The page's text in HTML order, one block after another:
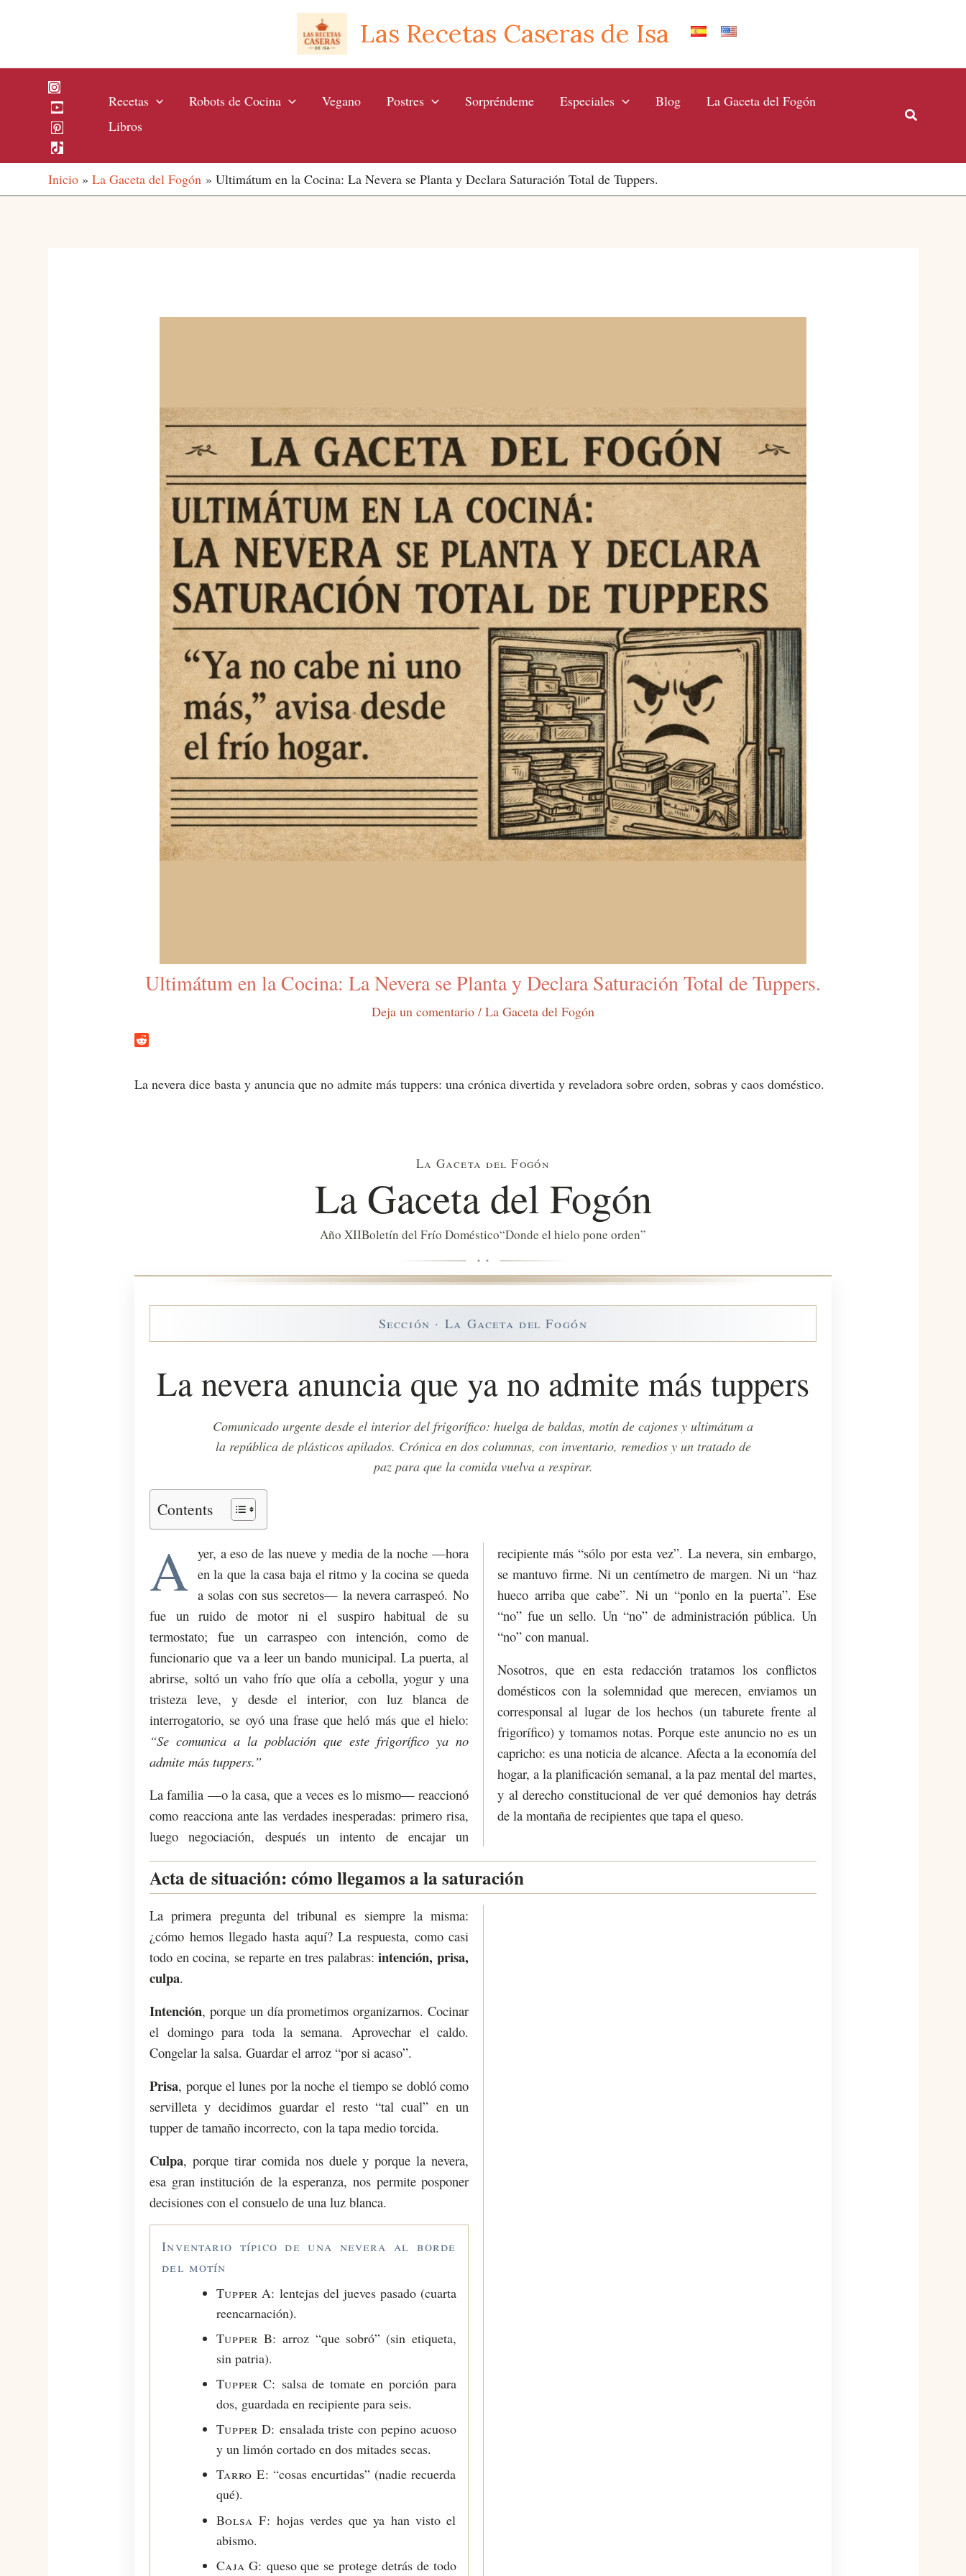
Las Recetas Caseras de Isa
Recetas Robots de Cocina Vegano Postres Sorpréndeme Especiales Blog
La Gaceta del Fogón
Libros
Buscar
Inicio La Gaceta del Fogón Ultimátum en la Cocina: La Nevera se Planta y Declara Saturación Total de Tuppers.
Ultimátum en la Cocina: La Nevera se Planta y Declara Saturación Total de Tuppers.
Deja un comentario / La Gaceta del Fogón
La nevera dice basta y anuncia que no admite más tuppers: una crónica divertida y reveladora sobre orden, sobras y caos doméstico.
La Gaceta del Fogón
La Gaceta del Fogón
Año XIIBoletín del Frío Doméstico“Donde el hielo pone orden”
Sección · La Gaceta del Fogón
La nevera anuncia que ya no admite más tuppers
Comunicado urgente desde el interior del frigorífico: huelga de baldas, motín de cajones y ultimátum a
la república de plásticos apilados. Crónica en dos columnas, con inventario, remedios y un tratado de
paz para que la comida vuelva a respirar.
Contents
A yer, a eso de las nueve y media de la noche —hora
en la que la casa baja el ritmo y la cocina se queda
a solas con sus secretos— la nevera carraspeó. No
fue un ruido de motor ni el suspiro habitual de su
termostato; fue un carraspeo con intención, como de
funcionario que va a leer un bando municipal. La puerta, al
abrirse, soltó un vaho frío que olía a cebolla, yogur y una
tristeza leve, y desde el interior, con luz blanca de
interrogatorio, se oyó una frase que heló más que el hielo:
“Se comunica a la población que este frigorífico ya no
admite más tuppers.”
La familia —o la casa, que a veces es lo mismo— reaccionó
como reacciona ante las verdades inesperadas: primero risa,
luego negociación, después un intento de encajar un
recipiente más “sólo por esta vez”. La nevera, sin embargo,
se mantuvo firme. Ni un centímetro de margen. Ni un “haz
hueco arriba que cabe”. Ni un “ponlo en la puerta”. Ese
“no” fue un sello. Un “no” de administración pública. Un
“no” con manual.
Nosotros, que en esta redacción tratamos los conflictos
domésticos con la solemnidad que merecen, enviamos un
corresponsal al lugar de los hechos (un taburete frente al
frigorífico) y tomamos notas. Porque este anuncio no es un
capricho: es una noticia de alcance. Afecta a la economía del
hogar, a la planificación semanal, a la paz mental del martes,
y al derecho constitucional de ver qué demonios hay detrás
de la montaña de recipientes que tapa el queso.
Acta de situación: cómo llegamos a la saturación
La primera pregunta del tribunal es siempre la misma:
¿cómo hemos llegado hasta aquí? La respuesta, como casi
todo en cocina, se reparte en tres palabras:intención, prisa,
culpa.
Intención, porque un día prometimos organizarnos. Cocinar
el domingo para toda la semana. Aprovechar el caldo.
Congelar la salsa. Guardar el arroz “por si acaso”.
Prisa, porque el lunes por la noche el tiempo se dobló como
servilleta y decidimos guardar el resto “tal cual” en un
tupper de tamaño incorrecto, con la tapa medio torcida.
Culpa, porque tirar comida nos duele y porque la nevera,
esa gran institución de la esperanza, nos permite posponer
decisiones con el consuelo de una luz blanca.
Inventario típico de una nevera al borde
del motín
Tupper A: lentejas del jueves pasado (cuarta
reencarnación).
Tupper B: arroz “que sobró” (sin etiqueta,
sin patria).
Tupper C: salsa de tomate en porción para
dos, guardada en recipiente para seis.
Tupper D: ensalada triste con pepino acuoso
y un limón cortado en dos mitades secas.
Tarro E: “cosas encurtidas” (nadie recuerda
qué).
Bolsa F: hojas verdes que ya han visto el
abismo.
Caja G: queso que se protege detrás de todo